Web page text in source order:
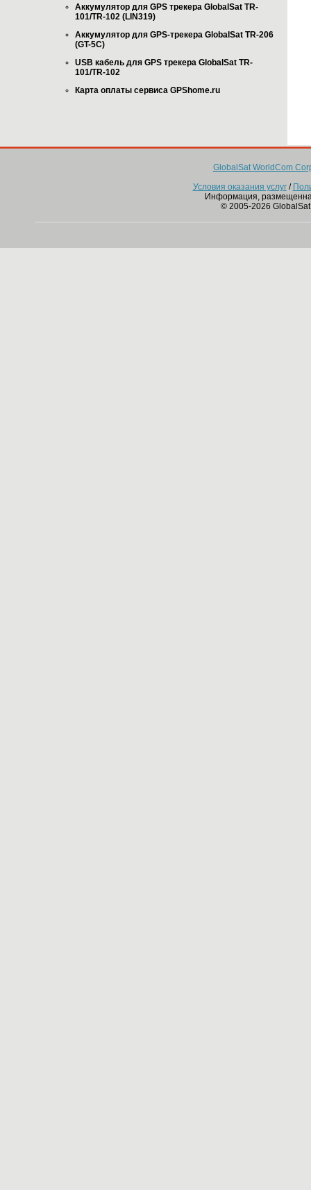
Аккумулятор для GPS трекера GlobalSat TR-
101/TR-102 (LIN319)
Аккумулятор для GPS-трекера GlobalSat TR-206
(GT-5C)
USB кабель для GPS трекера GlobalSat TR-
101/TR-102
Карта оплаты сервиса GPShome.ru
GlobalSat WorldCom
Условия оказания услуг/
Информация,
© 2005-2026